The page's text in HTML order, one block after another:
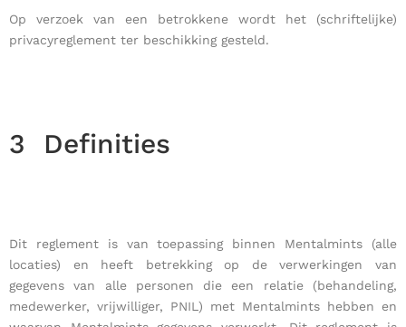
Op verzoek van een betrokkene wordt het (schriftelijke)
privacyreglement ter beschikking gesteld.
3 Definities
Dit reglement is van toepassing binnen Mentalmints (alle
locaties) en heeft betrekking op de verwerkingen van
gegevens van alle personen die een relatie (behandeling,
medewerker, vrijwilliger, PNIL) met Mentalmints hebben en